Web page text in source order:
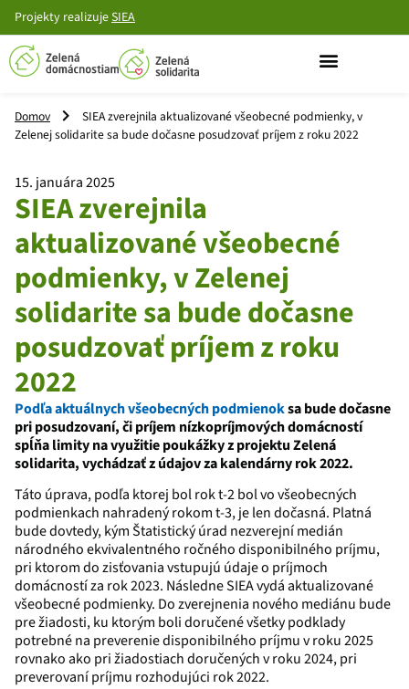
Projekty realizujeSIEA
Domov
SIEA zverejnila aktualizované všeobecné podmienky, v
Zelenej solidarite sa bude dočasne posudzovať príjem z roku 2022
15. januára 2025
SIEA zverejnila
aktualizované všeobecné
podmienky, v Zelenej
solidarite sa bude dočasne
posudzovať príjem z roku
2022
Podľa aktuálnych všeobecných podmienoksa bude dočasne
pri posudzovaní, či príjem nízkopríjmových domácností
spĺňa limity na využitie poukážky z projektu Zelená
solidarita, vychádzať z údajov za kalendárny rok 2022.
Táto úprava, podľa ktorej bol rok t-2 bol vo všeobecných
podmienkach nahradený rokom t-3, je len dočasná. Platná
bude dovtedy, kým Štatistický úrad nezverejní medián
národného ekvivalentného ročného disponibilného príjmu,
pri ktorom do zisťovania vstupujú údaje o príjmoch
domácností za rok 2023. Následne SIEA vydá aktualizované
všeobecné podmienky. Do zverejnenia nového mediánu bude
pre žiadosti, ku ktorým boli doručené všetky podklady
potrebné na preverenie disponibilného príjmu v roku 2025
rovnako ako pri žiadostiach doručených v roku 2024, pri
preverovaní príjmu rozhodujúci rok 2022.